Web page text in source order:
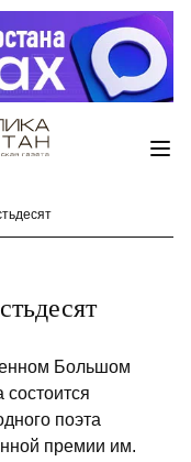
Большом
поэта
премии им.